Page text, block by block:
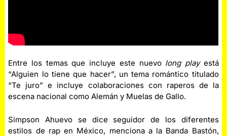
Entre los temas que incluye este nuevolong playestá
“Alguien lo tiene que hacer”, un tema romántico titulado
“Te juro” e incluye colaboraciones con raperos de la
escena nacional como Alemán y Muelas de Gallo.
Simpson Ahuevo se dice seguidor de los diferentes
estilos de rap en México, menciona a la Banda Bastón,